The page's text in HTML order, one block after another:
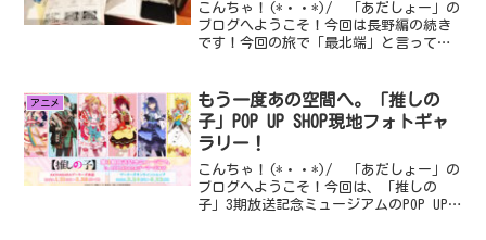
こんちゃ！(*・・*)/ 「あだしょー」の
ブログへようこそ！今回は長野編の続き
です！今回の旅で「最北端」と言っても
が連続する1日...
アニメ
もう一度あの空間へ。「推しの
子」POP UP SHOP現地フォトギャ
ラリー！
こんちゃ！(*・・*)/ 「あだしょー」の
ブログへようこそ！今回は、「推しの
子」3期放送記念ミュージアムのPOP UP